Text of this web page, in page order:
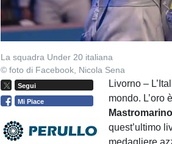
La squadra Under 20 italiana
© foto di Facebook, Nicola Sena
Segui
Mi Piace
Livorno –
mondo. L’oro
quest’ultimo
medagliere